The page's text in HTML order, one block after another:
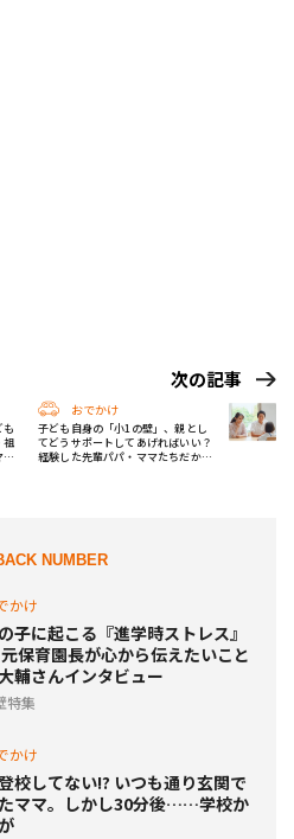
も
祖
マ
次の記事
おでかけ
子ども自身の「小1の壁」、親とし
てどうサポートしてあげればいい？
経験した先輩パパ・ママたちだから
NUMBER
かけ
子に起こる『進学時ストレス』
保育園長が心から伝えたいこと
輔さんインタビュー
特集
かけ
校してない!? いつも通り玄関で
ママ。しかし30分後……学校か